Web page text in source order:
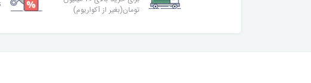
تومان(بغیر از آکواریوم)